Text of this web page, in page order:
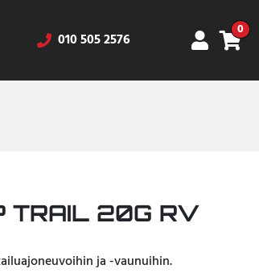
010 505 2576
0
TRAIL 20G RV
ja -vaunuihin.